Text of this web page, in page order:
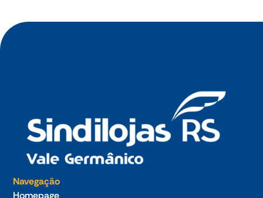
Navegação
Homepage